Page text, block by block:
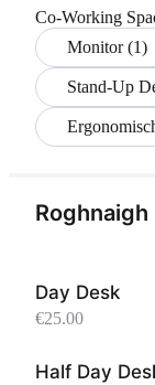
Co-Working
Monitor (1)
Stand-Up
Day Desk
€25.00
Half Day